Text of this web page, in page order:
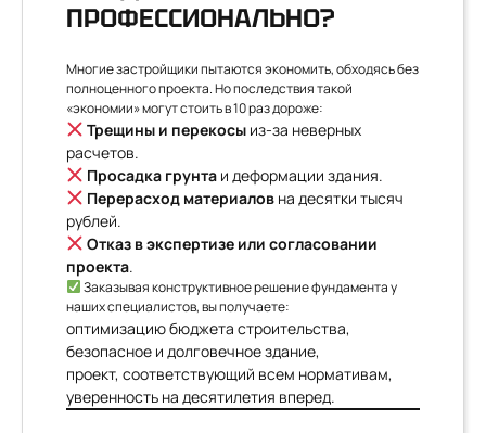
ПРОФЕССИОНАЛЬНО?
Многие застройщики пытаются экономить, обходясь без
полноценного проекта. Но последствия такой
«экономии» могут стоить в 10 раз дороже:
Трещины и перекосыиз-за неверных
расчетов.
Просадка грунтаи деформации здания.
Перерасход материаловна десятки тысяч
рублей.
Отказ в экспертизе или согласовании
проекта.
Заказывая конструктивное решение фундамента у
наших специалистов, вы получаете:
оптимизацию бюджета строительства,
безопасное и долговечное здание,
проект, соответствующий всем нормативам,
уверенность на десятилетия вперед.